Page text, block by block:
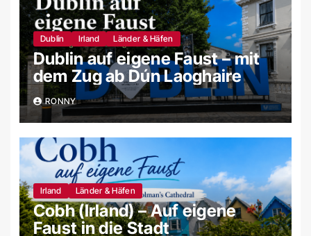
Dublin Irland Länder & Häfen
Dublin auf eigene Faust – mit
dem Zug ab Dún Laoghaire
RONNY
Irland Länder & Häfen
Cobh (Irland) – Auf eigene
Faust in die Stadt